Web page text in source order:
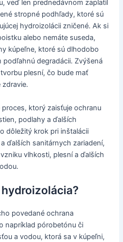
veď len prednedávnom zaplatil
stropné podhľady, ktoré sú
hydroizolácii zničené. Ak si
alebo nemáte suseda,
kúpeľne, ktoré sú dlhodobo
degradácii. Zvýšená
plesní, čo bude mať
ktorý zaisťuje ochranu
podlahy a ďalších
dôležitý krok pri inštalácii
ďalších sanitárnych zariadení,
vlhkosti, plesní a ďalších
povedané ochrana
napríklad pórobetónu či
a vodou, ktorá sa v kúpeľni,